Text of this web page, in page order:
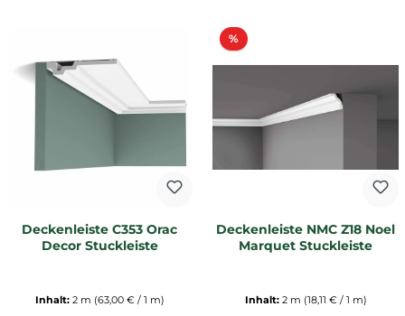
Deckenleiste C353 Orac
Decor Stuckleiste
Inhalt: 2 m (63,00 € / 1 m)
%Rabatt
Deckenleiste NMC Z18 Noel
Marquet Stuckleiste
Inhalt: 2 m (18,11 € / 1 m)